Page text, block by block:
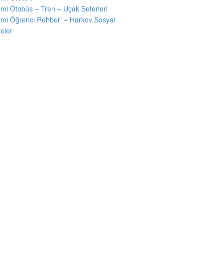
Otobüs – Tren – Uçak Seferleri
Öğrenci Rehberi – Harkov Sosyal